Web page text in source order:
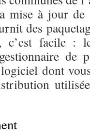
mise à jour
des
c’est facile :
de
dont